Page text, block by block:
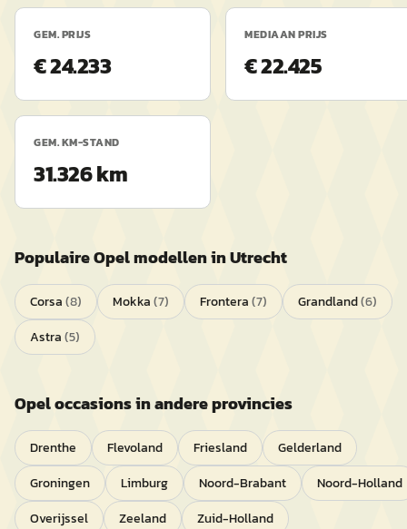
GEM. PRIJS
€ 24.233
MEDIAAN PRIJS
€ 22.425
GEM. KM-STAND
31.326 km
PopulaireOpelmodellen inUtrecht
Corsa(8) Mokka(7) Frontera(7) Grandland(6)
Astra(5)
Opeloccasions in andere provincies
Drenthe Flevoland Friesland
Gelderland
Groningen
Limburg Noord-Brabant
Noord-Holland
Overijssel
Zeeland Zuid-Holland